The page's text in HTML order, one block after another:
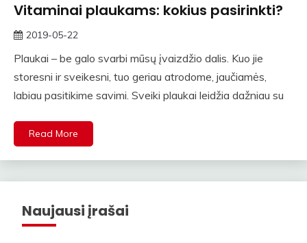
Vitaminai plaukams: kokius pasirinkti?
2019-05-22
Plaukai – be galo svarbi mūsų įvaizdžio dalis. Kuo jie
storesni ir sveikesni, tuo geriau atrodome, jaučiamės,
labiau pasitikime savimi. Sveiki plaukai leidžia dažniau su
Read More
Naujausi įrašai